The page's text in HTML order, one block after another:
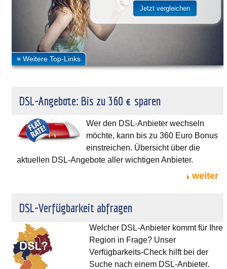
DSL-Angebote: Bis zu 360 € sparen
Wer den DSL-Anbieter wechseln
möchte, kann bis zu 360 Euro Bonus
einstreichen. Übersicht über die
aktuellen DSL-Angebote aller wichtigen Anbieter.
weiter
DSL-Verfügbarkeit abfragen
Welcher DSL-Anbieter kommt für Ihre
Region in Frage? Unser
Verfügbarkeits-Check hilft bei der
Suche nach einem DSL-Anbieter.